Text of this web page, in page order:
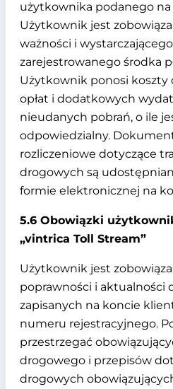
użytkownika podanego
Użytkownik jest
ważności i
zarejestrowanego środka
Użytkownik ponosi koszty
opłat i dodatkowych
nieudanych pobrań, o ile
odpowiedzialny.
rozliczeniowe dotyczące
drogowych są
formie elektronicznej na
5.6 Obowiązki
„vintrica Toll Stream”
Użytkownik jest
poprawności i aktualności
zapisanych na koncie
numeru rejestracyjnego.
przestrzegać
drogowego i przepisów
drogowych